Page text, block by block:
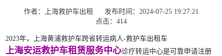
作者：上海救护车出租
发布时间：2024-07-25 19:27:21
点击：414
2023年，上海黄浦救护车跨省转运病人-救护车出租车
上海安运救护车租赁服务中心诊疗转运中心是可靠申请注册